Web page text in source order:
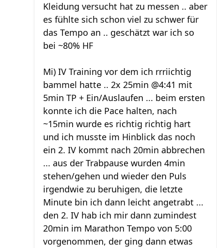
Kleidung versucht hat zu messen .. aber
es fühlte sich schon viel zu schwer für
das Tempo an .. geschätzt war ich so
bei ~80% HF
Mi) IV Training vor dem ich rrriichtig
bammel hatte .. 2x 25min @4:41 mit
5min TP + Ein/Auslaufen ... beim ersten
konnte ich die Pace halten, nach
~15min wurde es richtig richtig hart
und ich musste im Hinblick das noch
ein 2. IV kommt nach 20min abbrechen
... aus der Trabpause wurden 4min
stehen/gehen und wieder den Puls
irgendwie zu beruhigen, die letzte
Minute bin ich dann leicht angetrabt ...
den 2. IV hab ich mir dann zumindest
20min im Marathon Tempo von 5:00
vorgenommen, der ging dann etwas